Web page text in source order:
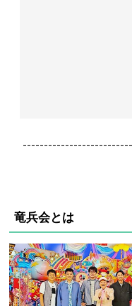
竜兵会とは